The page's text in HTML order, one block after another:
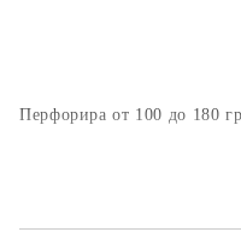
Перфорира от 100 до 180